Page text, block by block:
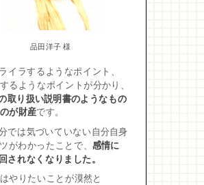
品田洋子 様
イラするようなポイント、
るようなポイントが分かり、
取り扱い説明書のようなもの
が財産です。
では気づいていない自分自身
がわかったことで、 感情に
されなくなりました。
やりたいことが漠然と